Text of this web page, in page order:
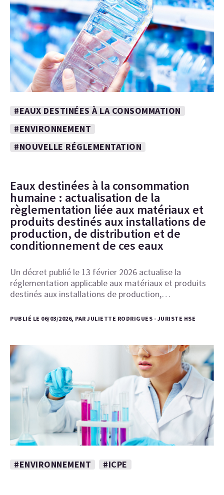
#EAUX DESTINÉES À LA CONSOMMATION
#ENVIRONNEMENT
#NOUVELLE RÉGLEMENTATION
Eaux destinées à la consommation
humaine : actualisation de la
règlementation liée aux matériaux et
produits destinés aux installations de
production, de distribution et de
conditionnement de ces eaux
Un décret publié le 13 février 2026 actualise la
réglementation applicable aux matériaux et produits
destinés aux installations de production,…
PUBLIÉ LE 06/03/2026, PAR JULIETTE RODRIGUES - JURISTE HSE
#ENVIRONNEMENT #ICPE